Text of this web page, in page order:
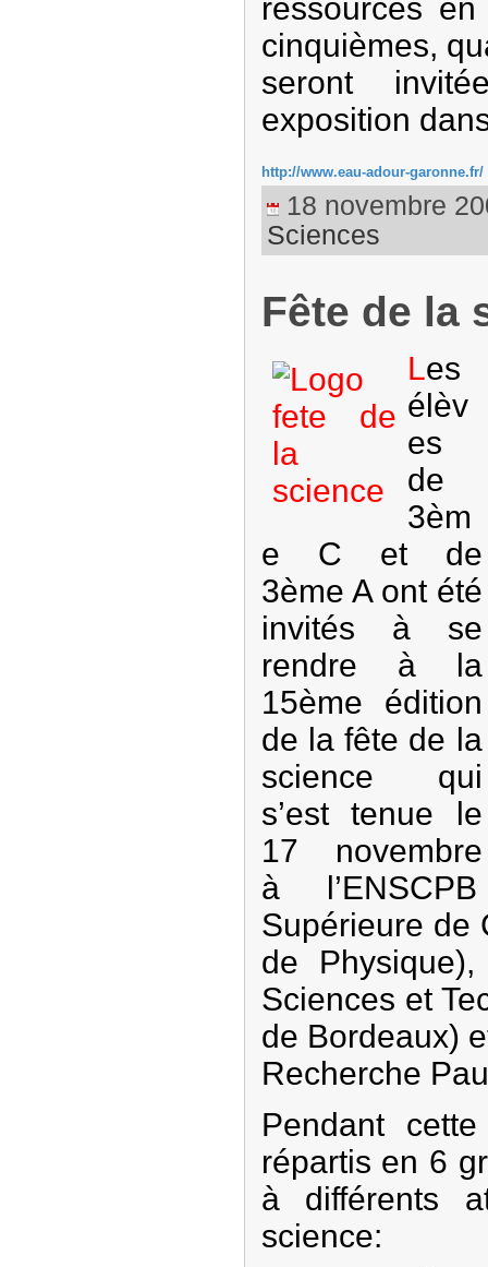
ressources
cinquièmes,
seront
exposition
http://www.eau-adour-garonne.fr/
18 novembre
Sciences
Fête de la
Les
élèv
es
de
3èm
e C et de
3ème A ont été
invités à se
rendre à la
15ème édition
de la fête de la
science qui
s’est tenue le
17 novembre
à
Supérieure de
de
Sciences et
de Bordeaux)
Recherche
Pendant
répartis en 6
à différents
science: